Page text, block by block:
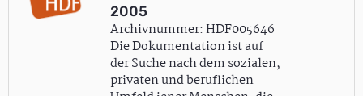
2005
Archivnummer: HDF005646
Die Dokumentation ist auf
der Suche nach dem sozialen,
privaten und beruflichen